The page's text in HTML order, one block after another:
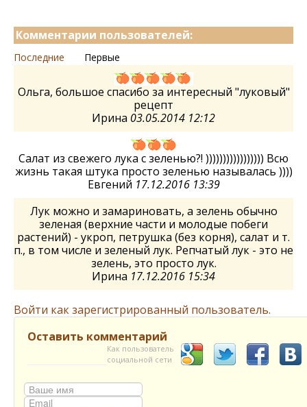
Комментарии пользователей:
Последние Первые
Ольга, большое спасибо за интересный "луковый"
рецепт
Ирина 03.05.2014 12:12
Салат из свежего лука с зеленью?! ))))))))))))))))) Всю
жизнь такая штука просто зеленью называлась ))))
Евгений 17.12.2016 13:39
Лук можно и замариновать, а зелень обычно
зеленая (верхние части и молодые побеги
растений) - укроп, петрушка (без корня), салат и т.
п., в том числе и зеленый лук. Репчатый лук - это не
зелень, это просто лук.
Ирина 17.12.2016 15:34
Войти как зарегистрированный пользователь.
Оставить комментарий
Как пользователь
социальной сети